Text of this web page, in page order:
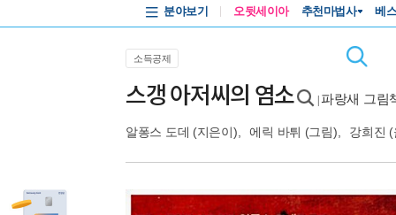
분야보기 오뒷세이아 추천마법사 베
소득공제
스갱 아저씨의 염소 파랑새 그림
알퐁스 도데 (지은이), 에릭 바튀 (그림), 강희진 (